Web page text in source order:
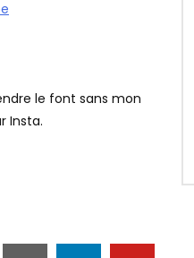
le font sans mon
Insta.